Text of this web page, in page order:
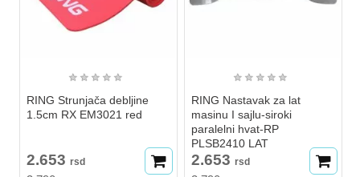
★ ★ ★ ★ ★
RING Strunjača debljine
1.5cm RX EM3021 red
2.653 rsd
★ ★ ★ ★ ★
RING Nastavak za lat
masinu I sajlu-siroki
paralelni hvat-RP
PLSB2410 LAT
2.653 rsd